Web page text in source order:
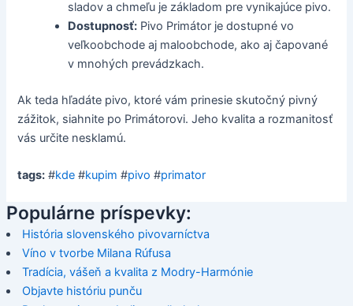
sladov a chmeľu je základom pre vynikajúce pivo.
Dostupnosť: Pivo Primátor je dostupné vo
veľkoobchode aj maloobchode, ako aj čapované
v mnohých prevádzkach.
Ak teda hľadáte pivo, ktoré vám prinesie skutočný pivný
zážitok, siahnite po Primátorovi. Jeho kvalita a rozmanitosť
vás určite nesklamú.
tags: #kde #kupim #pivo #primator
Populárne príspevky:
História slovenského pivovarníctva
Víno v tvorbe Milana Rúfusa
Tradícia, vášeň a kvalita z Modry-Harmónie
Objavte históriu punču